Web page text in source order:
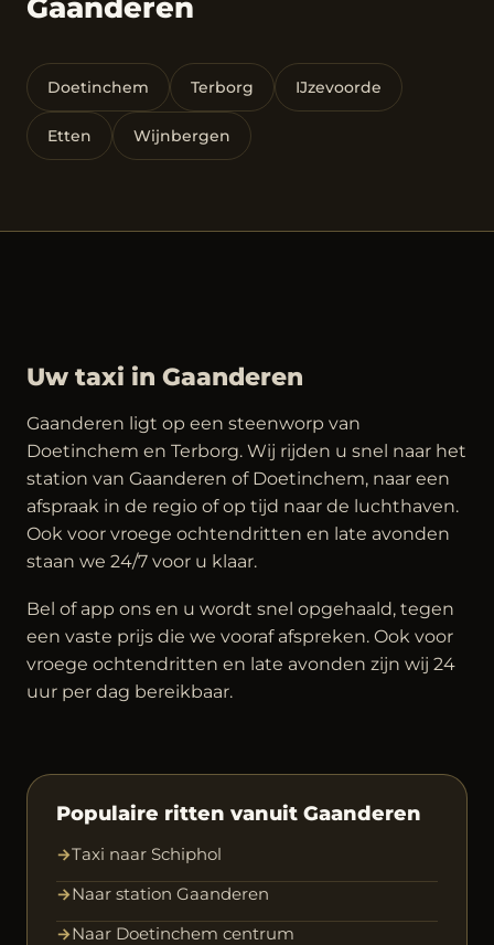
Gaanderen
Doetinchem Terborg IJzevoorde
Etten Wijnbergen
Uw taxi in Gaanderen
Gaanderen ligt op een steenworp van
Doetinchem en Terborg. Wij rijden u snel naar het
station van Gaanderen of Doetinchem, naar een
afspraak in de regio of op tijd naar de luchthaven.
Ook voor vroege ochtendritten en late avonden
staan we 24/7 voor u klaar.
Bel of app ons en u wordt snel opgehaald, tegen
een vaste prijs die we vooraf afspreken. Ook voor
vroege ochtendritten en late avonden zijn wij 24
uur per dag bereikbaar.
Populaire ritten vanuit Gaanderen
→Taxi naar Schiphol
→Naar station Gaanderen
→Naar Doetinchem centrum